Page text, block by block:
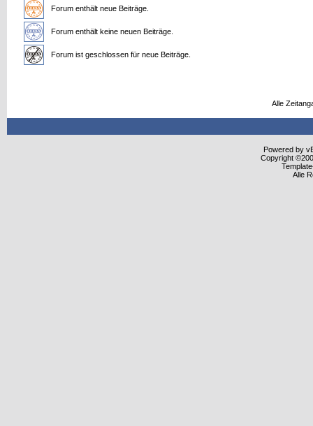
Forum enthält neue Beiträge.
Forum enthält keine neuen Beiträge.
Forum ist geschlossen für neue Beiträge.
Alle
Powered by
Copyright
Alle